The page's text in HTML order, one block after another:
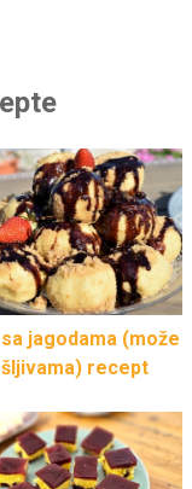
jagodama (može
recept